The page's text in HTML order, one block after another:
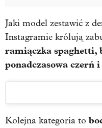
Jaki model zestawić z
Instagramie królują
ramiączka spaghetti,
ponadczasowa czerń
Kolejna kategoria to